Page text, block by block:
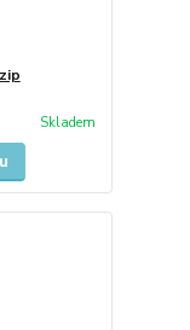
Skladem